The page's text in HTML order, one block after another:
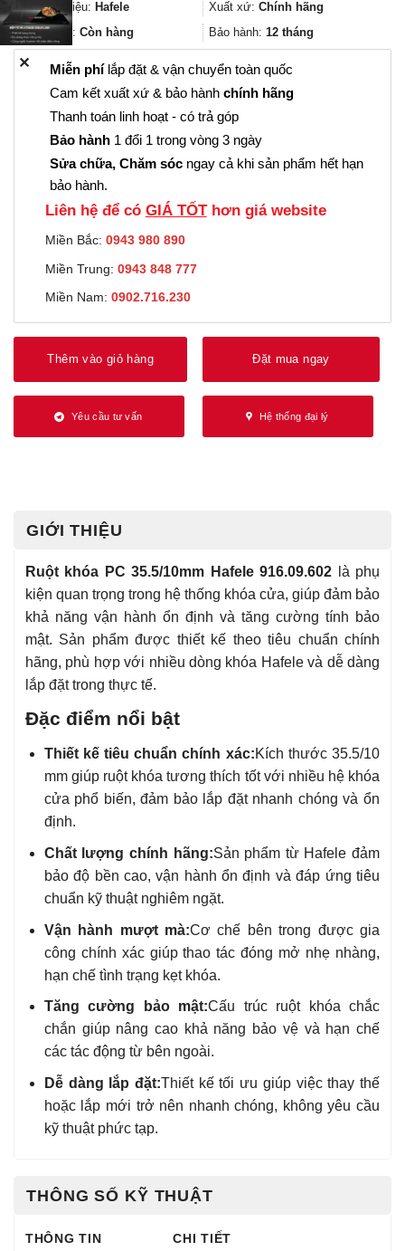
874.000₫.là:
655.000₫.
Thương hiệu: Hafele Xuất xứ: Chính hãng
Trạng thái: Còn hàng Bảo hành: 12 tháng
Miễn phílắp đặt & vận chuyển toàn quốc
Cam kết xuất xứ & bảo hành chính hãng
Thanh toán linh hoạt - có trả góp
Bảo hành 1 đổi 1 trong vòng 3 ngày
Sửa chữa, Chăm sóc ngay cả khi sản phẩm hết hạn
bảo hành.
Liên hệ để có GIÁ TỐThơn giá website
Miền Bắc: 0943 980 890
Miền Trung: 0943 848 777
Miền Nam: 0902.716.230
Thêm vào giỏ hàng Đặt mua ngay
Yêu cầu tư vấn Hệ thống đại lý
GIỚI THIỆU
Ruột khóa PC 35.5/10mm Hafele 916.09.602 là phụ
kiện quan trọng trong hệ thống khóa cửa, giúp đảm bảo
khả năng vận hành ổn định và tăng cường tính bảo
mật. Sản phẩm được thiết kế theo tiêu chuẩn chính
hãng, phù hợp với nhiều dòng khóa Hafele và dễ dàng
lắp đặt trong thực tế.
Đặc điểm nổi bật
Thiết kế tiêu chuẩn chính xác:Kích thước 35.5/10
mm giúp ruột khóa tương thích tốt với nhiều hệ khóa
cửa phổ biến, đảm bảo lắp đặt nhanh chóng và ổn
định.
Chất lượng chính hãng:Sản phẩm từ Hafele đảm
bảo độ bền cao, vận hành ổn định và đáp ứng tiêu
chuẩn kỹ thuật nghiêm ngặt.
Vận hành mượt mà:Cơ chế bên trong được gia
công chính xác giúp thao tác đóng mở nhẹ nhàng,
hạn chế tình trạng kẹt khóa.
Tăng cường bảo mật:Cấu trúc ruột khóa chắc
chắn giúp nâng cao khả năng bảo vệ và hạn chế
các tác động từ bên ngoài.
Dễ dàng lắp đặt:Thiết kế tối ưu giúp việc thay thế
hoặc lắp mới trở nên nhanh chóng, không yêu cầu
kỹ thuật phức tạp.
THÔNG SỐ KỸ THUẬT
THÔNG TIN
CHI TIẾT
✕